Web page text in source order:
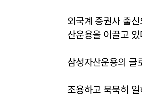
외국계 증권사 출
산운용을 이끌고 있
삼성자산운용의 글
조용하고 묵묵히